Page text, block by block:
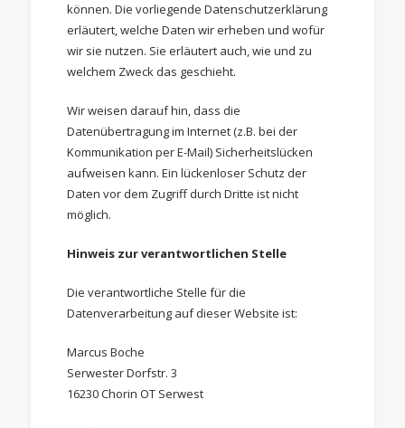
können. Die vorliegende Datenschutzerklärung
erläutert, welche Daten wir erheben und wofür
wir sie nutzen. Sie erläutert auch, wie und zu
welchem Zweck das geschieht.
Wir weisen darauf hin, dass die
Datenübertragung im Internet (z.B. bei der
Kommunikation per E-Mail) Sicherheitslücken
aufweisen kann. Ein lückenloser Schutz der
Daten vor dem Zugriff durch Dritte ist nicht
möglich.
Hinweis zur verantwortlichen Stelle
Die verantwortliche Stelle für die
Datenverarbeitung auf dieser Website ist:
Marcus Boche
Serwester Dorfstr. 3
16230 Chorin OT Serwest